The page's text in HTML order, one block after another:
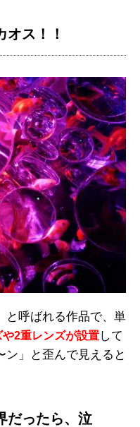
オス！！
と呼ばれる作品で、単
や2重レンズが設置して
ン」と歪んで見えると
だったら、泣